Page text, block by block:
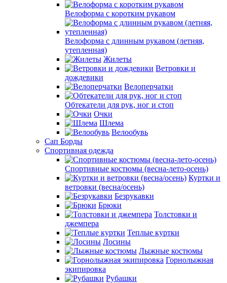
Велоформа с коротким рукавом
Велоформа с длинным рукавом (летняя,
утепленная)
Жилеты
Ветровки и
дождевики
Велоперчатки
Обтекатели для рук, ног и стоп
Очки
Шлема
Велообувь
Сап Борды
Спортивная одежда
Спортивные костюмы (весна-лето-осень)
Куртки и
ветровки (весна/осень)
Безрукавки
Брюки
Толстовки и
джемпера
Теплые куртки
Лосины
Лыжные костюмы
Горнолыжная
экипировка
Рубашки